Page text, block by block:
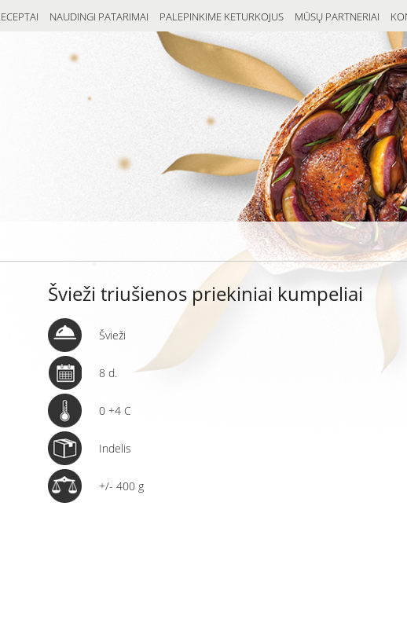
NAUDINGI PATARIMAI PALEPINKIME KETURKOJUS MŪSŲ PARTNERIAI
Švieži triušienos priekiniai kumpeliai
Švieži
8 d.
0 +4 C
Indelis
+/- 400 g